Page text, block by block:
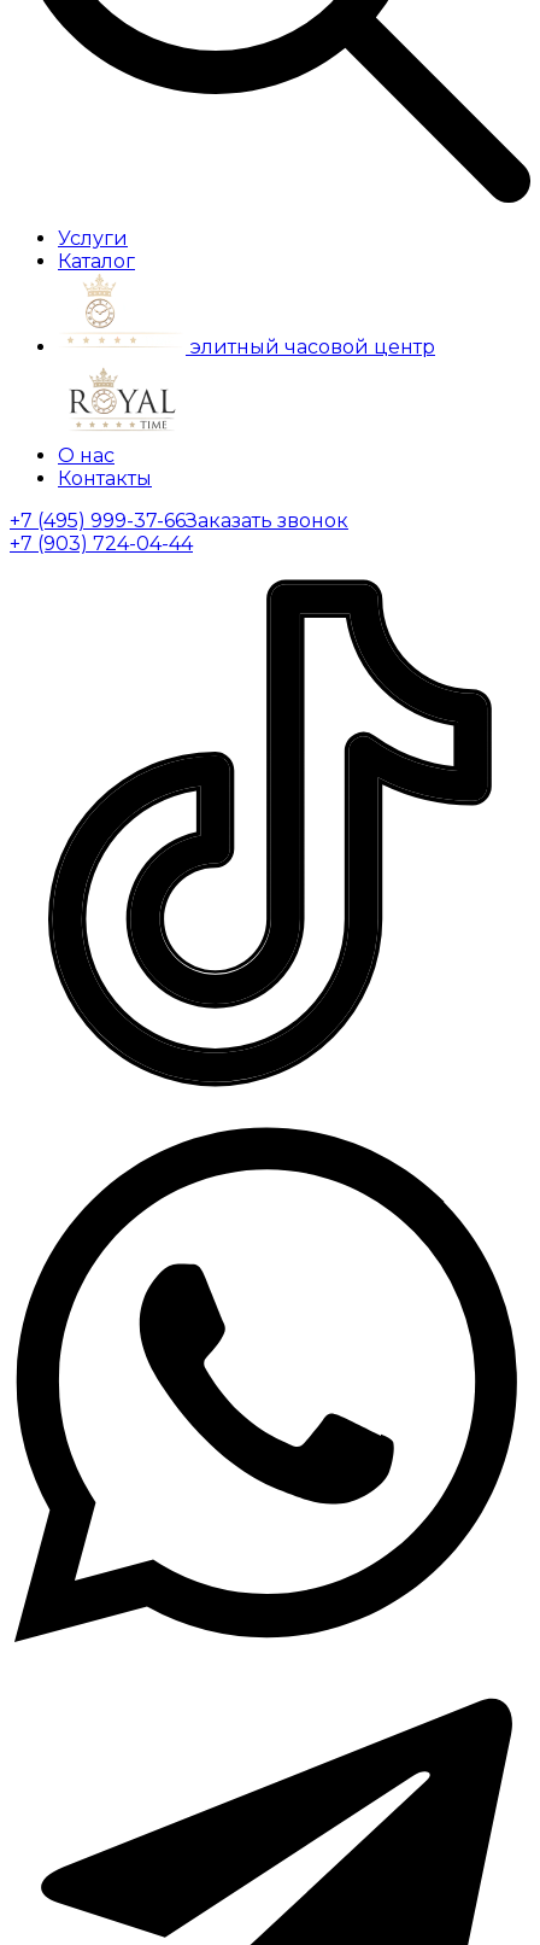
Услуги
Каталог
элитный часовой центр
О нас
Контакты
+7 (495) 999-37-66Заказать звонок
+7 (903) 724-04-44